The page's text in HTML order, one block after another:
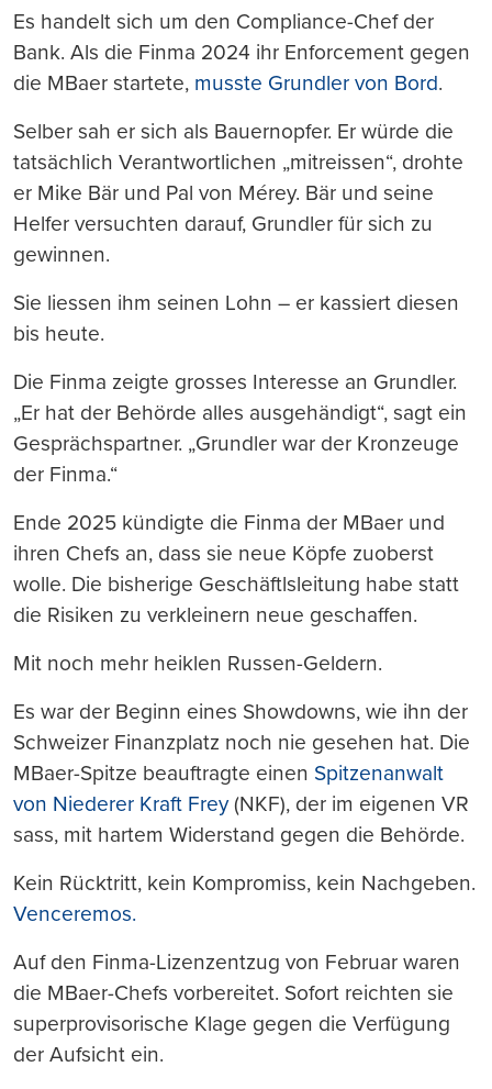
Es handelt sich um den Compliance-Chef der
Bank. Als die Finma 2024 ihr Enforcement gegen
die MBaer startete, musste Grundler von Bord.
Selber sah er sich als Bauernopfer. Er würde die
tatsächlich Verantwortlichen „mitreissen“, drohte
er Mike Bär und Pal von Mérey. Bär und seine
Helfer versuchten darauf, Grundler für sich zu
gewinnen.
Sie liessen ihm seinen Lohn – er kassiert diesen
bis heute.
Die Finma zeigte grosses Interesse an Grundler.
„Er hat der Behörde alles ausgehändigt“, sagt ein
Gesprächspartner. „Grundler war der Kronzeuge
der Finma.“
Ende 2025 kündigte die Finma der MBaer und
ihren Chefs an, dass sie neue Köpfe zuoberst
wolle. Die bisherige Geschäftlsleitung habe statt
die Risiken zu verkleinern neue geschaffen.
Mit noch mehr heiklen Russen-Geldern.
Es war der Beginn eines Showdowns, wie ihn der
Schweizer Finanzplatz noch nie gesehen hat. Die
MBaer-Spitze beauftragte einen Spitzenanwalt
von Niederer Kraft Frey(NKF), der im eigenen VR
sass, mit hartem Widerstand gegen die Behörde.
Kein Rücktritt, kein Kompromiss, kein Nachgeben.
Venceremos.
Auf den Finma-Lizenzentzug von Februar waren
die MBaer-Chefs vorbereitet. Sofort reichten sie
superprovisorische Klage gegen die Verfügung
der Aufsicht ein.